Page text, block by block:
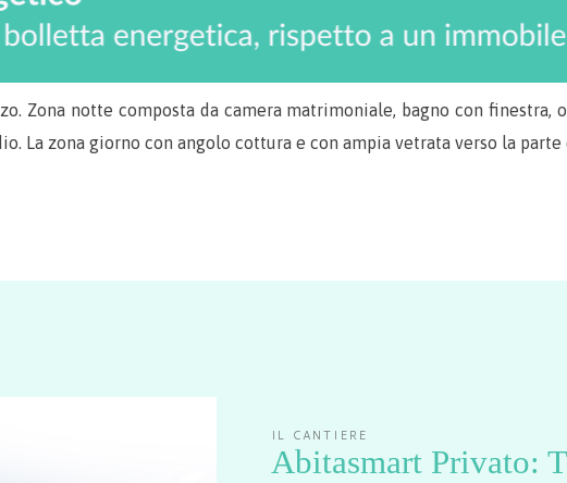
Zona notte composta da camera matrimoniale, bagno con finestra,
La zona giorno con angolo cottura e con ampia vetrata verso la parte
IL CANTIERE
Abitasmart Privato: